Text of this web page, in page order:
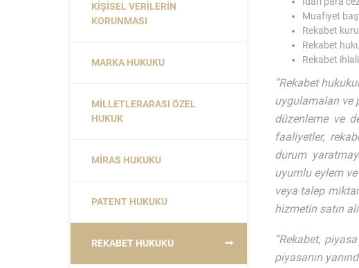
Muafiyet
Rekabet
Rekabet
Rekabet
“Rekabet
uygulamaları
düzenleme ve
faaliyetler,
durum
uyumlu eylem
veya talep
hizmetin satın
“Rekabet,
piyasanın
KIŞISEL VERILERIN
KORUNMASI
MARKA HUKUKU
MILLETLERARASI ÖZEL
HUKUK
MIRAS HUKUKU
PATENT HUKUKU
REKABET HUKUKU